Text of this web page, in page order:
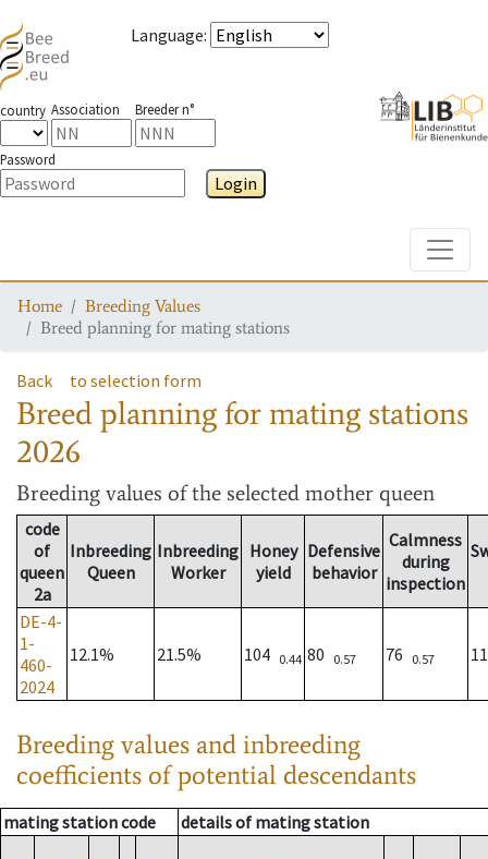
Language:
country Association Breeder n°
Password
Login
Home
Breeding Values
Breed planning for mating stations
Back to selection form
Breed planning for mating stations
2026
Breeding values of the selected mother queen
code
of
queen
2a
Inbreeding
Queen
Inbreeding
Worker
Honey
yield
Defensive
behavior
Calmness
during
inspection
DE-4-
1-
460-
2024
12.1% 21.5% 104 0.44 80 0.57 76 0.57
Breeding values and inbreeding
coefficients of potential descendants
mating station code details of mating station